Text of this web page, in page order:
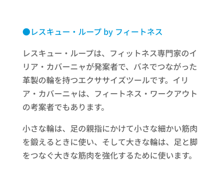
●レスキュー・ループ by フィートネス
レスキュー・ループは、フィットネス専門家のイ
リア・カバーニャが発案者で、バネでつながった
革製の輪を持つエクササイズツールです。イリ
ア・カバーニャは、フィートネス・ワークアウト
の考案者でもあります。
小さな輪は、足の親指にかけて小さな細かい筋肉
を鍛えるときに使い、そして大きな輪は、足と脚
をつなぐ大きな筋肉を強化するために使います。